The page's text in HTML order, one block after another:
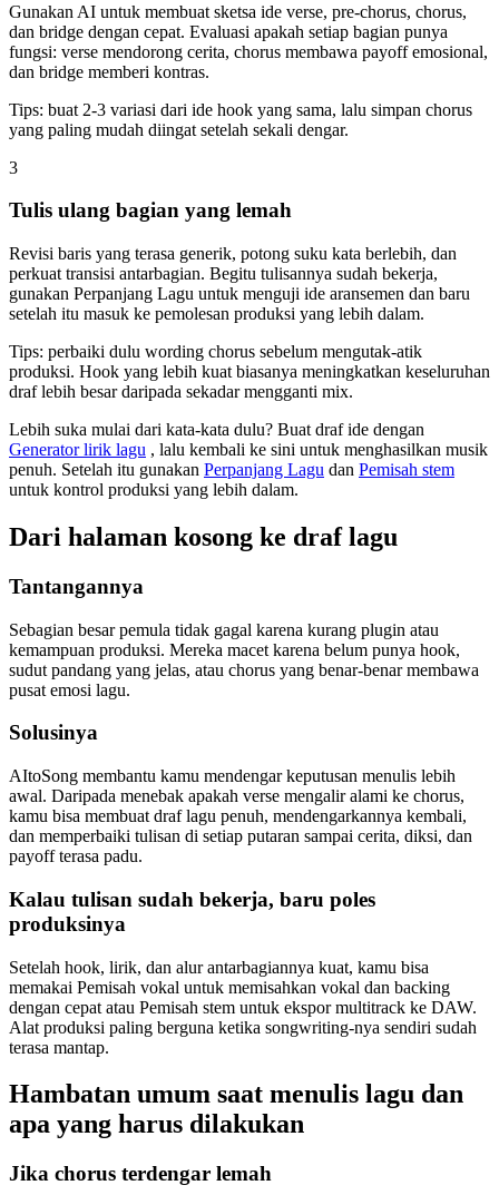
Gunakan AI untuk membuat sketsa ide verse, pre-chorus, chorus,
dan bridge dengan cepat. Evaluasi apakah setiap bagian punya
fungsi: verse mendorong cerita, chorus membawa payoff emosional,
dan bridge memberi kontras.
Tips: buat 2-3 variasi dari ide hook yang sama, lalu simpan chorus
yang paling mudah diingat setelah sekali dengar.
3
Tulis ulang bagian yang lemah
Revisi baris yang terasa generik, potong suku kata berlebih, dan
perkuat transisi antarbagian. Begitu tulisannya sudah bekerja,
gunakan Perpanjang Lagu untuk menguji ide aransemen dan baru
setelah itu masuk ke pemolesan produksi yang lebih dalam.
Tips: perbaiki dulu wording chorus sebelum mengutak-atik
produksi. Hook yang lebih kuat biasanya meningkatkan keseluruhan
draf lebih besar daripada sekadar mengganti mix.
Lebih suka mulai dari kata-kata dulu? Buat draf ide dengan
Generator lirik lagu , lalu kembali ke sini untuk menghasilkan musik
penuh. Setelah itu gunakan Perpanjang Lagu dan Pemisah stem
untuk kontrol produksi yang lebih dalam.
Dari halaman kosong ke draf lagu
Tantangannya
Sebagian besar pemula tidak gagal karena kurang plugin atau
kemampuan produksi. Mereka macet karena belum punya hook,
sudut pandang yang jelas, atau chorus yang benar-benar membawa
pusat emosi lagu.
Solusinya
AItoSong membantu kamu mendengar keputusan menulis lebih
awal. Daripada menebak apakah verse mengalir alami ke chorus,
kamu bisa membuat draf lagu penuh, mendengarkannya kembali,
dan memperbaiki tulisan di setiap putaran sampai cerita, diksi, dan
payoff terasa padu.
Kalau tulisan sudah bekerja, baru poles
produksinya
Setelah hook, lirik, dan alur antarbagiannya kuat, kamu bisa
memakai Pemisah vokal untuk memisahkan vokal dan backing
dengan cepat atau Pemisah stem untuk ekspor multitrack ke DAW.
Alat produksi paling berguna ketika songwriting-nya sendiri sudah
terasa mantap.
Hambatan umum saat menulis lagu dan
apa yang harus dilakukan
Jika chorus terdengar lemah